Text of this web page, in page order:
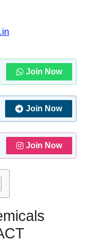
Join Now
Join Now
Join Now